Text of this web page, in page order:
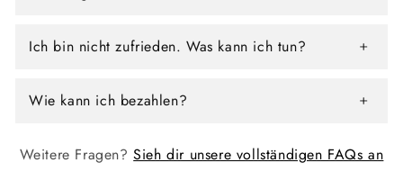
Ich bin nicht zufrieden. Was kann ich tun?
Wie kann ich bezahlen?
Weitere Fragen?Sieh dir unsere vollständigen FAQs an